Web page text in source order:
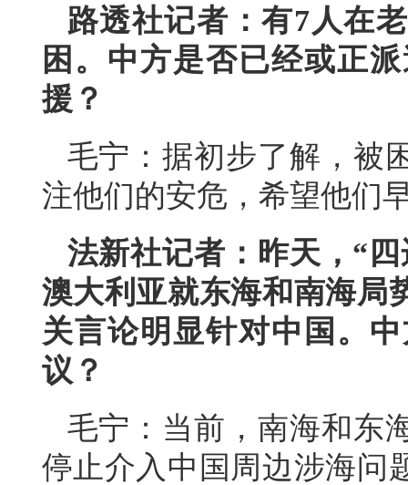
路透社记者：有7人在
困。中方是否已经或正
援？
毛宁：据初步了解，被
注他们的安危，希望他们
法新社记者：昨天，“
澳大利亚就东海和南海局
关言论明显针对中国。
议？
毛宁：当前，南海和东
停止介入中国周边涉海问